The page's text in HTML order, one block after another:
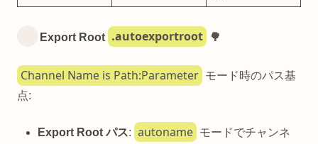
Export Root .autoexportroot 🌳
Channel Name is Path:Parameter
モード時のパス基
点:
Export Root パス: autoname モードでチャンネ